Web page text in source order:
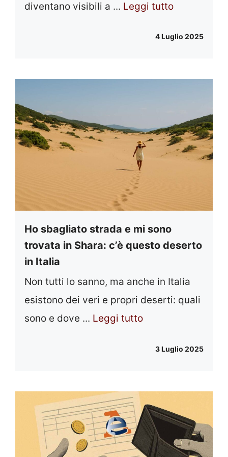
diventano visibili a ... Leggi tutto
4 Luglio 2025
Ho sbagliato strada e mi sono
trovata in Shara: c’è questo deserto
in Italia
Non tutti lo sanno, ma anche in Italia
esistono dei veri e propri deserti: quali
sono e dove ... Leggi tutto
3 Luglio 2025